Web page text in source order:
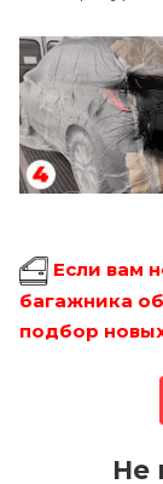
Если вам
багажника
подбор
Не